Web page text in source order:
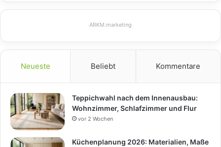
ARKM.marketing
Neueste Beliebt Kommentare
Teppichwahl nach dem Innenausbau:
Wohnzimmer, Schlafzimmer und Flur
vor 2 Wochen
Küchenplanung 2026: Materialien, Maße